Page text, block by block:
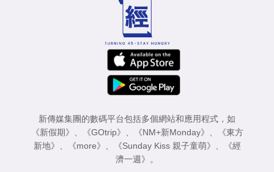
新傳媒集團的數碼平台包括多個網站和應用程式，如
《新假期》 、 《GOtrip》 、 《NM+新Monday》 、
《東方
新地》 、 《more》 、 《Sunday Kiss 親子童萌》 、
《經
濟一週》 。